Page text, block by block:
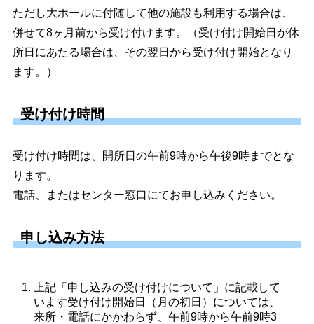
ただし大ホールに付随して他の施設も利用する場合は、
併せて8ヶ月前から受け付けます。（受け付け開始日が休
所日にあたる場合は、その翌日から受け付け開始となり
ます。）
受け付け時間
受け付け時間は、開所日の午前9時から午後9時までとな
ります。
電話、またはセンター窓口にてお申し込みください。
申し込み方法
上記「申し込みの受け付けについて」に記載して
います受け付け開始日（月の初日）については、
来所・電話にかかわらず、午前9時から午前9時3